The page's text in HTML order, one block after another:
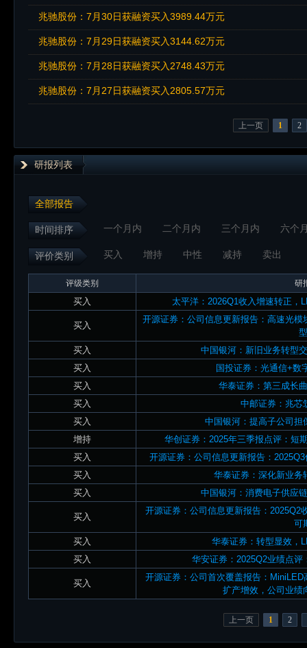
兆驰股份：7月30日获融资买入3989.44万元
兆驰股份：7月29日获融资买入3144.62万元
兆驰股份：7月28日获融资买入2748.43万元
兆驰股份：7月27日获融资买入2805.57万元
上一页 1 2
研报列表
全部报告
时间排序 一个月内 二个月内 三个月内 六个
评价类别 买入 增持 中性 减持 卖出
评级类别 研
买入 太平洋：2026Q1收入增速转正，
买入
开源证券：公司信息更新报告：高速光
型
买入
中国银河：新旧业务转型
买入
国投证券：光通信+数
买入
华泰证券：第三成长
买入
中邮证券：兆芯
买入
中国银河：提高子公司担
增持
华创证券：2025年三季报点评：短
买入
开源证券：公司信息更新报告：
买入
华泰证券：深化新业务
买入
中国银河：消费电子供应
买入
开源证券：公司信息更新报告：2025Q2
可
买入
华泰证券：转型显效，
买入
华安证券：2025Q2业绩点
买入
开源证券：公司首次覆盖报告：
扩产增效，公司业绩
上一页 1 2